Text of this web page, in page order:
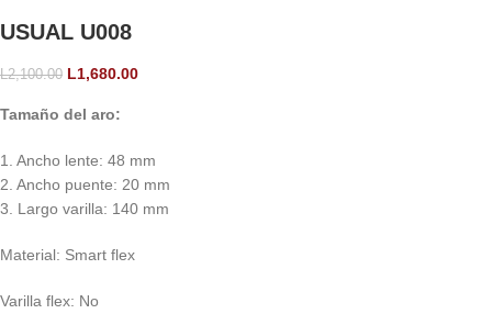
USUAL U008
L2,100.00 L1,680.00
Tamaño del aro:
1. Ancho lente: 48 mm
2. Ancho puente: 20 mm
3. Largo varilla: 140 mm
Material: Smart flex
Varilla flex: No